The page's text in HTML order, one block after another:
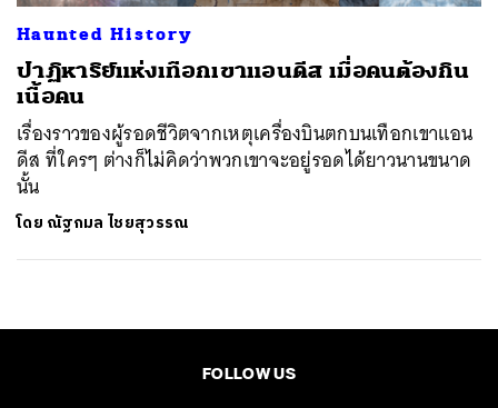
Haunted History
ปาฏิหาริย์แห่งเทือกเขาแอนดีส เมื่อคนต้องกิน
เนื้อคน
เรื่องราวของผู้รอดชีวิตจากเหตุเครื่องบินตกบนเทือกเขาแอน
ดีส ที่ใครๆ ต่างก็ไม่คิดว่าพวกเขาจะอยู่รอดได้ยาวนานขนาด
นั้น
โดย ณัฐกมล ไชยสุวรรณ
FOLLOW US